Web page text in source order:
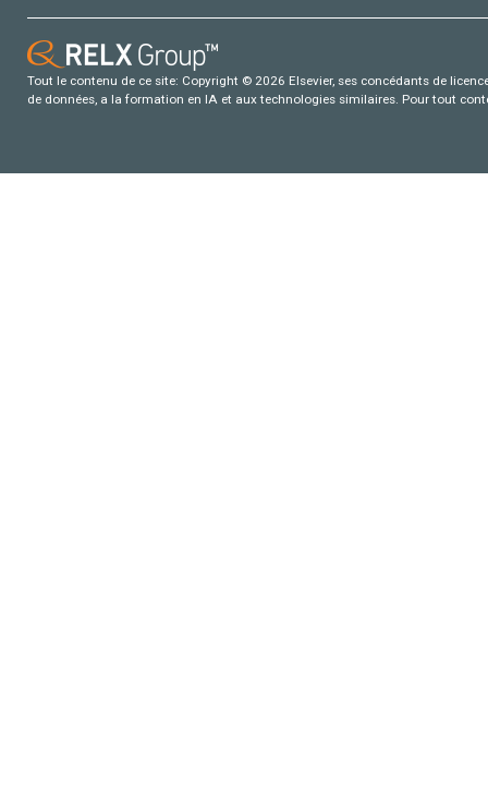
Tout le contenu de ce site: Copyright © 2026 Elsevier, ses concédants de
de données, a la formation en IA et aux technologies similaires. Pour tout